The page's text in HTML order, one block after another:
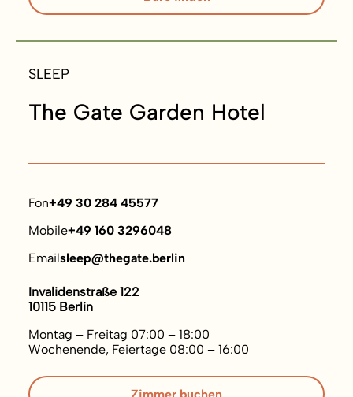
SLEEP
The Gate Garden Hotel
Fon+49 30 284 45577
Mobile+49 160 3296048
Emailsleep@thegate.berlin
Invalidenstraße 122
10115 Berlin
Montag – Freitag 07:00 – 18:00
Wochenende, Feiertage 08:00 – 16:00